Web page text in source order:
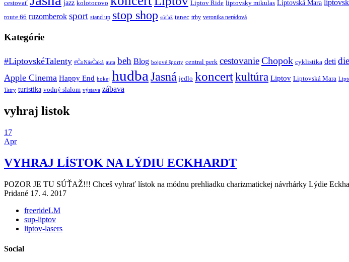
cestovať jazz kolotocovo Liptov Ride liptovsky mikulas Liptovská Mara
route 66 ruzomberok sport stand up stop shop súťaž tanec trhy veronika nerádová
Kategórie
#LiptovskéTalenty #ČoNásČaká auta beh Blog bojové športy central perk cestovanieChopok cyklistika deti
Apple Cinema Happy End hokej hudba Jasná jedlo koncertkultúra Liptov Liptovská Mara
Tatry turistika vodný slalom výstava zábava
vyhraj listok
17
Apr
VYHRAJ LÍSTOK NA LÝDIU ECKHARDT
POZOR JE TU SÚŤAŽ!!! Chceš vyhrať lístok na módnu prehliadku charizmatickej návrhárky Lýdie
Pridané 17. 4. 2017
freerideLM
sup-liptov
liptov-lasers
Social